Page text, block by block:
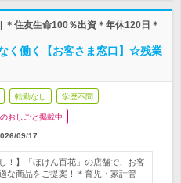
住友生命100％出資＊年休120日＊
く働く【お客さま窓口】☆残業
転勤なし 学歴不問
おしごと掲載中
09/17
！】「ほけん百花」の店舗で、お客
な商品をご提案！＊育児・家計管